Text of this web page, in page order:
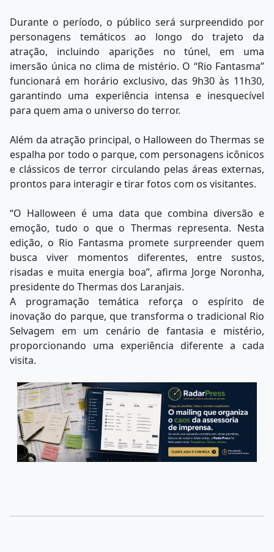
Durante o período, o público será surpreendido por
personagens temáticos ao longo do trajeto da
atração, incluindo aparições no túnel, em uma
imersão única no clima de mistério. O “Rio Fantasma”
funcionará em horário exclusivo, das 9h30 às 11h30,
garantindo uma experiência intensa e inesquecível
para quem ama o universo do terror.
Além da atração principal, o Halloween do Thermas se
espalha por todo o parque, com personagens icônicos
e clássicos de terror circulando pelas áreas externas,
prontos para interagir e tirar fotos com os visitantes.
“O Halloween é uma data que combina diversão e
emoção, tudo o que o Thermas representa. Nesta
edição, o Rio Fantasma promete surpreender quem
busca viver momentos diferentes, entre sustos,
risadas e muita energia boa”, afirma Jorge Noronha,
presidente do Thermas dos Laranjais.
A programação temática reforça o espírito de
inovação do parque, que transforma o tradicional Rio
Selvagem em um cenário de fantasia e mistério,
proporcionando uma experiência diferente a cada
visita.